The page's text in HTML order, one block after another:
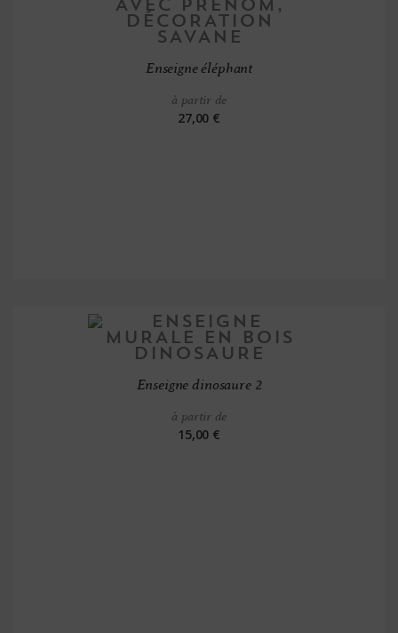
Enseigne éléphant
à partir de
27,00 €
Enseigne dinosaure 2
à partir de
15,00 €